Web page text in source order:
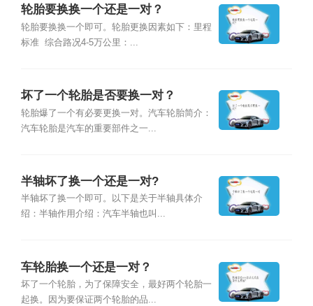
轮胎要换换一个还是一对？
轮胎要换换一个即可。轮胎更换因素如下：里程
标准 综合路况4-5万公里：...
坏了一个轮胎是否要换一对？
轮胎爆了一个有必要更换一对。汽车轮胎简介：
汽车轮胎是汽车的重要部件之一...
半轴坏了换一个还是一对?
半轴坏了换一个即可。以下是关于半轴具体介
绍：半轴作用介绍：汽车半轴也叫...
车轮胎换一个还是一对？
坏了一个轮胎，为了保障安全，最好两个轮胎一
起换。因为要保证两个轮胎的品...